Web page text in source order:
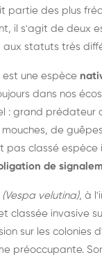
partie des plus
il s'agit de deux
statuts très
est une espèce
dans nos
: grand prédateur
de
pas classé
de
(Vespa velutina), à
classée invasive
sur les colonies
préoccupante.